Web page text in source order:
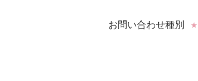
お問い合わせ種別 ★